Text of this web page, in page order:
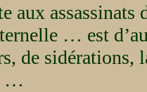
aux
… est
de
…